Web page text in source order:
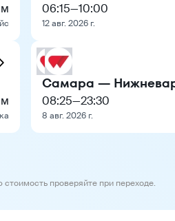
06:15—10:00
12 авг. 2026 г.
Самара —
08:25—23:30
8 авг. 2026 г.
проверяйте при переходе.